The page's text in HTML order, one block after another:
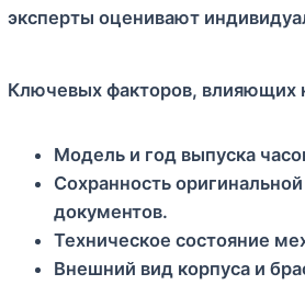
эксперты оценивают
Ключевых факторов, влияющих
Модель и год выпуска
Сохранность
документов.
Техническое состояние
Внешний вид корпуса и